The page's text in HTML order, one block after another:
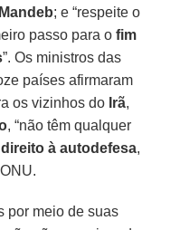
; ​​e “respeite o
passo para o fim
”. Os ministros das
países afirmaram
os vizinhos do Irã,
, “não têm qualquer
direito à autodefesa,
por meio de suas